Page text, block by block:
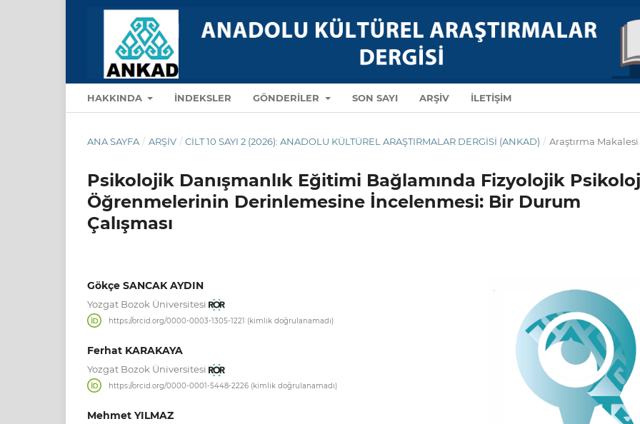
HAKKINDA İNDEKSLER GÖNDERILER SON SAYI ARŞIV İLETIŞIM
ANA SAYFA / ARŞIV / CILT 10 SAYI 2 (2026): ANADOLU KÜLTÜREL ARAŞTIRMALAR DERGISI (ANKAD) / Araştırma Makalesi
Psikolojik Danışmanlık Eğitimi Bağlamında Fizyolojik
Öğrenmelerinin Derinlemesine İncelenmesi: Bir Durum
Çalışması
Gökçe SANCAK AYDIN
Yozgat Bozok Üniversitesi
https://orcid.org/0000-0003-1305-1221 (kimlik doğrulanamadı)
Ferhat KARAKAYA
Yozgat Bozok Üniversitesi
https://orcid.org/0000-0001-5448-2226 (kimlik doğrulanamadı)
Mehmet YILMAZ